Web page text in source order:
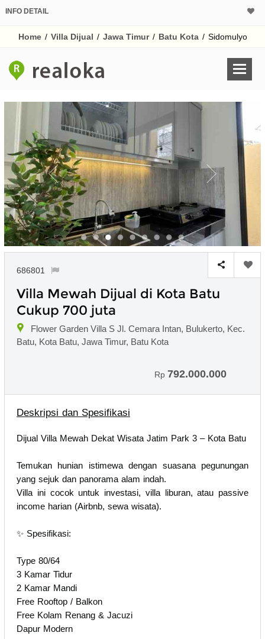
INFO DETAIL
Home / Villa Dijual / Jawa Timur / Batu Kota / Sidomulyo
686801
Villa Mewah Dijual di Kota Batu
Cukup 700 juta
Flower Garden Villa S Jl. Cemara Intan, Bulukerto, Kec.
Batu, Kota Batu, Jawa Timur, Batu Kota
Rp 792.000.000
Deskripsi dan Spesifikasi
Dijual Villa Mewah Dekat Wisata Jatim Park 3 – Kota Batu
Temukan hunian istimewa dengan suasana pegunungan
yang sejuk dan panorama alam indah.
Villa ini cocok untuk investasi, villa liburan, atau passive
income harian (Airbnb, sewa wisata).
✨ Spesifikasi:
Type 80/64
3 Kamar Tidur
2 Kamar Mandi
Free Rooftop / Balkon
Free Kolam Renang & Jacuzi
Dapur Modern
Harga Rp
Untuk hasil simulasi
pada kotak-
Simpan